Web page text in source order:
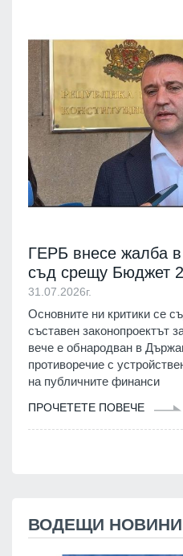
ГЕРБ внесе жалба в
съд срещу Бюджет
31.07.2026г.
Основните ни критики се
съставен законопроектът
вече е обнародван в
противоречие с
на публичните финанси
ПРОЧЕТЕТЕ ПОВЕЧЕ
ВОДЕЩИ НОВИНИ